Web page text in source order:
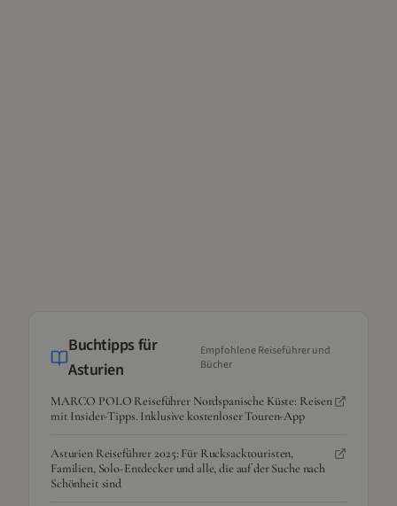
Buchtipps für
Asturien
Empfohlene Reiseführer und
Bücher
MARCO POLO Reiseführer Nordspanische Küste: Reisen
mit Insider-Tipps. Inklusive kostenloser Touren-App
Asturien Reiseführer 2025: Für Rucksacktouristen,
Familien, Solo-Entdecker und alle, die auf der Suche nach
Schönheit sind